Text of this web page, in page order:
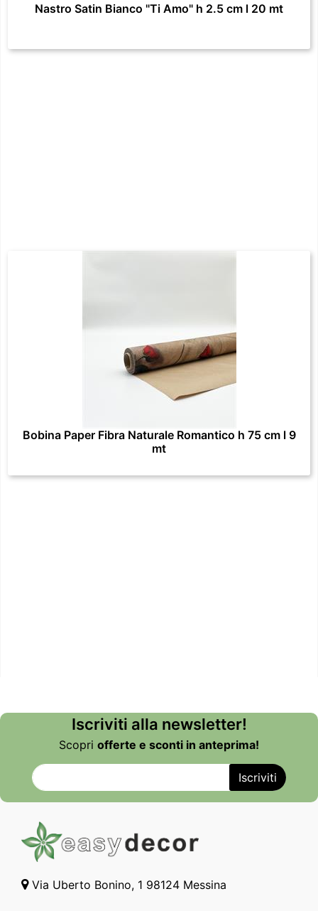
Nastro Satin Bianco "Ti Amo" h 2.5 cm l 20 mt
Bobina Paper Fibra Naturale Romantico h 75 cm l 9
mt
Iscriviti alla newsletter!
Scopri offerte e sconti in anteprima!
Via Uberto Bonino, 1 98124 Messina